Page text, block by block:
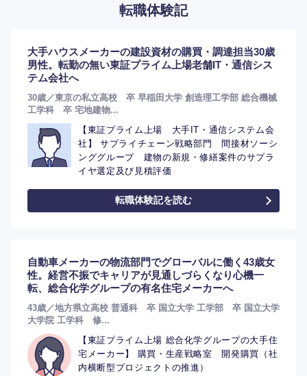
転職体験記
大手ハウスメーカーの建設資材の購買・調達担当30歳
男性。転勤の無い東証プライム上場老舗IT・通信シス
テム会社へ
30歳／東京の私立高校 卒 早稲田大学 創造理工学部 総合機械
工学科 卒 宅地建物...
【東証プライム上場 大手IT・通信システム会
社】 サプライチェーン戦略部門 間接材ソーシ
ンググループ 建物の新規・修繕案件のサプラ
イヤ選定及び見積評価
転職体験記を読む
自動車メーカーの物流部門でグローバルに働く43歳女
性。経営不振でキャリアが見通しづらくなり心機一
転、総合化学グループの有名住宅メーカーへ
43歳／地方県立高校 普通科 卒 国立大学 工学部 卒 国立大学
大学院 工学科 修...
【東証プライム上場 総合化学グループの大手住
宅メーカー】 購買・生産戦略室 開発購買（社
内横断型プロジェクトの推進）